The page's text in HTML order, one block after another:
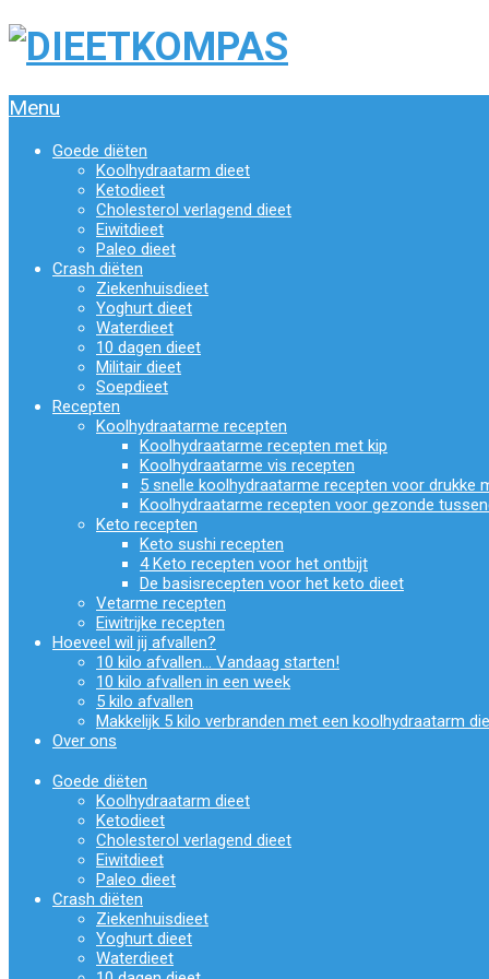
Menu
Goede diëten
Koolhydraatarm dieet
Ketodieet
Cholesterol verlagend dieet
Eiwitdieet
Paleo dieet
Crash diëten
Ziekenhuisdieet
Yoghurt dieet
Waterdieet
10 dagen dieet
Militair dieet
Soepdieet
Recepten
Koolhydraatarme recepten
Koolhydraatarme recepten met kip
Koolhydraatarme vis recepten
5 snelle koolhydraatarme recepten voor drukke
Koolhydraatarme recepten voor gezonde
Keto recepten
Keto sushi recepten
4 Keto recepten voor het ontbijt
De basisrecepten voor het keto dieet
Vetarme recepten
Eiwitrijke recepten
Hoeveel wil jij afvallen?
10 kilo afvallen… Vandaag starten!
10 kilo afvallen in een week
5 kilo afvallen
Makkelijk 5 kilo verbranden met een koolhydraatarm
Over ons
Goede diëten
Koolhydraatarm dieet
Ketodieet
Cholesterol verlagend dieet
Eiwitdieet
Paleo dieet
Crash diëten
Ziekenhuisdieet
Yoghurt dieet
Waterdieet